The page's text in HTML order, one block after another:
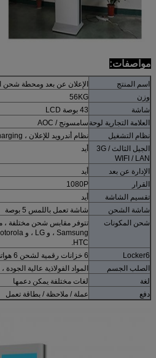
مواصفات:
اسم المنتج
الإعلان عن بعد ومحطة شحن الهاتف
وزن
56KG
شاشة
43 بوصة LCD
العلامة التجارية لوحة سامسونج / AOC
نظام التشغيل
نظام أندرويد للإعلان ، MCU SysteCharging
الجيل الثالث 3G /
WIFI / LAN
أيد
الإدارة عن بعد
أيد
القرار
1080P
تقسيم الشاشة
أيد
شاشة الشحن
شاشة تعمل باللمس 5 بوصة
شحن المكونات
HTC.
Locker6
6 خزانات رقمية لشحن 6 هواتف محمولة في نفس الوقت
الصلب الجسم
المواد الفولاذية عالية
لغة
لغات مختلفة يمكن دعمها
دفع
عملة / ملاحظة / بطاقة تعمل